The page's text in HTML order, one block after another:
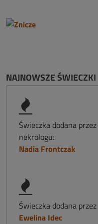
NAJNOWSZE ŚWIECZKI
Świeczka dodana przez
nekrologu:
Nadia Frontczak
Świeczka dodana przez
Ewelina Idec